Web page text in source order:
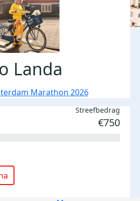
Landa
Marathon 2026
Streefbedrag
€750